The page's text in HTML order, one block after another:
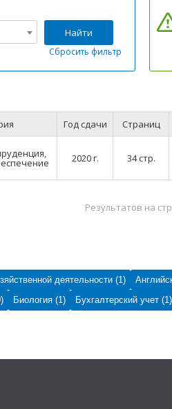
Найти
Сбросить фильтр
Год сдачи Страниц
2020 г. 34 стр.
Результатов на
деятельности (1)
Биология (1) Бухгалтерский учет (1)